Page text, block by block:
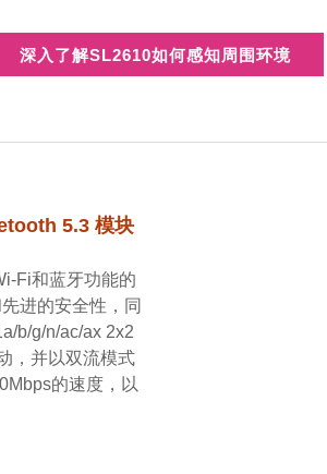
深入了解SL2610如何感知周围环境
5.3 模块
Fi和蓝牙功能的
进的安全性，同
b/g/n/ac/ax 2x2
，并以双流模式
的速度，以